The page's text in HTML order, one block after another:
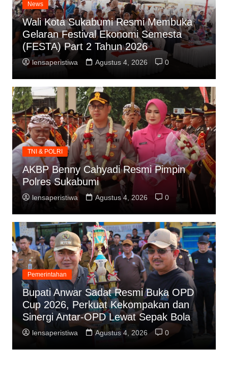
News
Wali Kota Sukabumi Resmi Membuka
Gelaran Festival Ekonomi Semesta
(FESTA) Part 2 Tahun 2026
lensaperistiwa Agustus 4, 2026 0
TNI & POLRI
AKBP Benny Cahyadi Resmi Pimpin
Polres Sukabumi
lensaperistiwa Agustus 4, 2026 0
Pemerintahan
Bupati Anwar Sadat Resmi Buka OPD
Cup 2026, Perkuat Kekompakan dan
Sinergi Antar-OPD Lewat Sepak Bola
lensaperistiwa Agustus 4, 2026 0